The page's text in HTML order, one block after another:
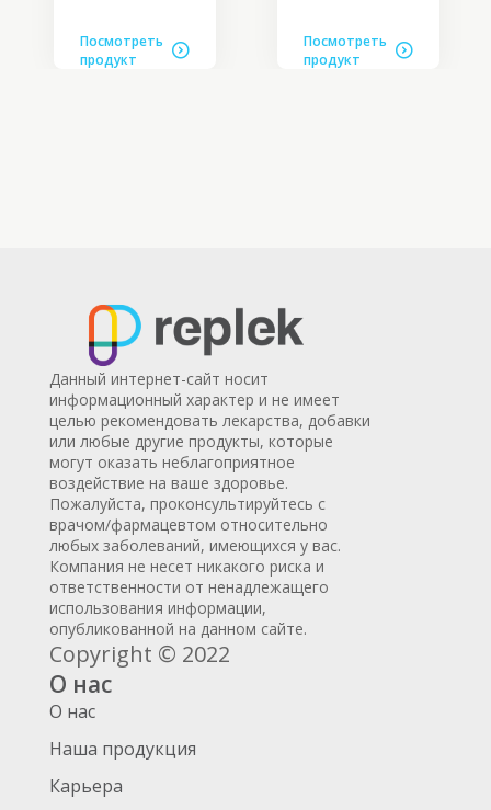
Посмотреть
продукт
Посмотреть
продукт
Данный интернет-сайт носит
информационный характер и не имеет
целью рекомендовать лекарства, добавки
или любые другие продукты, которые
могут оказать неблагоприятное
воздействие на ваше здоровье.
Пожалуйста, проконсультируйтесь с
врачом/фармацевтом относительно
любых заболеваний, имеющихся у вас.
Компания не несет никакого риска и
ответственности от ненадлежащего
использования информации,
опубликованной на данном сайте.
Copyright © 2022
О нас
О нас
Наша продукция
Карьера